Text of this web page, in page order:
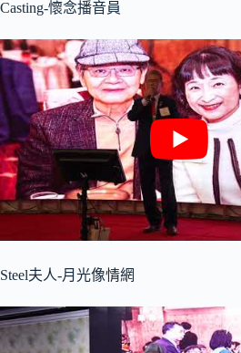
Casting-懷念播音員
Steel夫人-月光像情網